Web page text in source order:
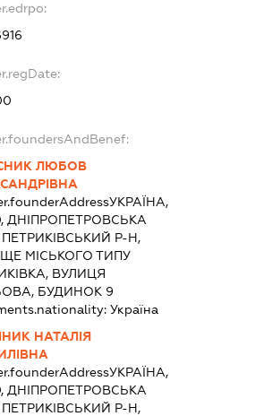
ЛЮБОВ
УКРАЇНА,
ДНІПРОПЕТРОВСЬКА
Р-Н,
МІСЬКОГО ТИПУ
ВУЛИЦЯ
БУДИНОК 9
Україна
НАТАЛІЯ
УКРАЇНА,
ДНІПРОПЕТРОВСЬКА
Р-Н,